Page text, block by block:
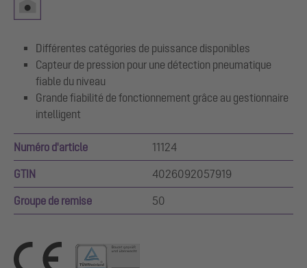
Différentes catégories de puissance disponibles
Capteur de pression pour une détection pneumatique
fiable du niveau
Grande fiabilité de fonctionnement grâce au gestionnaire
intelligent
Numéro d'article 11124
GTIN 4026092057919
Groupe de remise 50